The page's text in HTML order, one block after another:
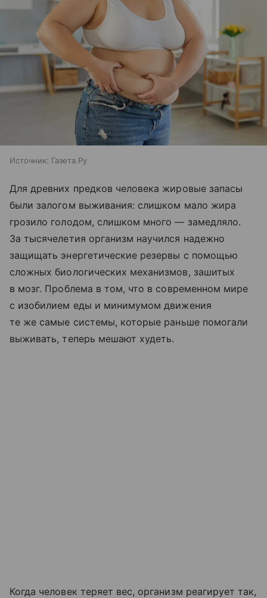
Источник: Газета.Ру
Для древних предков человека жировые запасы
были залогом выживания: слишком мало жира
грозило голодом, слишком много — замедляло.
За тысячелетия организм научился надежно
защищать энергетические резервы с помощью
сложных биологических механизмов, зашитых
в мозг. Проблема в том, что в современном мире
с изобилием еды и минимумом движения
те же самые системы, которые раньше помогали
выживать, теперь мешают худеть.
Когда человек теряет вес, организм реагирует так,